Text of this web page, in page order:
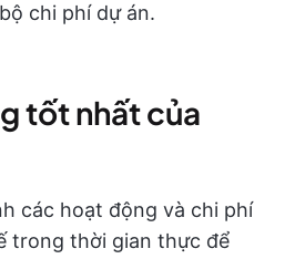
chi phí dự án.
tốt nhất của
các hoạt động và chi phí
trong thời gian thực để